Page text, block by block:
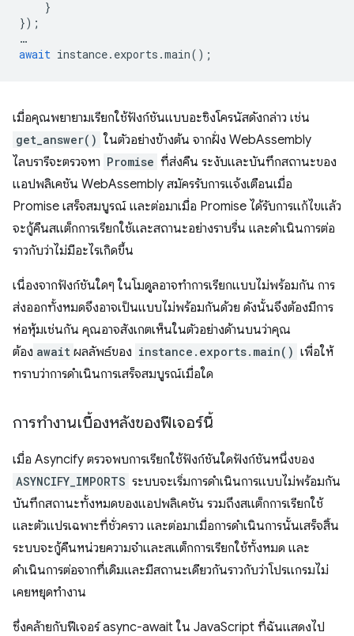
}
});
…
await instance. exports .main();
เมื่อคุณพยายามเรียกใช้ฟังก์ชันแบบอะซิงโครนัสดังกล่าว เช่น
get_answer() ในตัวอย่างข้างต้น จากฝั่ง WebAssembly
ไลบรารีจะตรวจหา Promise ที่ส่งคืน ระงับและบันทึกสถานะของ
แอปพลิเคชัน WebAssembly สมัครรับการแจ้งเตือนเมื่อ
Promise เสร็จสมบูรณ์ และต่อมาเมื่อ Promise ได้รับการแก้ไขแล้ว
จะกู้คืนสแต็กการเรียกใช้และสถานะอย่างราบรื่น และดำเนินการต่อ
ราวกับว่าไม่มีอะไรเกิดขึ้น
เนื่องจากฟังก์ชันใดๆ ในโมดูลอาจทำการเรียกแบบไม่พร้อมกัน การ
ส่งออกทั้งหมดจึงอาจเป็นแบบไม่พร้อมกันด้วย ดังนั้นจึงต้องมีการ
ห่อหุ้มเช่นกัน คุณอาจสังเกตเห็นในตัวอย่างด้านบนว่าคุณ
ต้อง await ผลลัพธ์ของ instance.exports.main() เพื่อให้
ทราบว่าการดำเนินการเสร็จสมบูรณ์เมื่อใด
การทำงานเบื้องหลังของฟีเจอร์นี้
เมื่อ Asyncify ตรวจพบการเรียกใช้ฟังก์ชันใดฟังก์ชันหนึ่งของ
ASYNCIFY_IMPORTS ระบบจะเริ่มการดำเนินการแบบไม่พร้อมกัน
บันทึกสถานะทั้งหมดของแอปพลิเคชัน รวมถึงสแต็กการเรียกใช้
และตัวแปรเฉพาะที่ชั่วคราว และต่อมาเมื่อการดำเนินการนั้นเสร็จสิ้น
ระบบจะกู้คืนหน่วยความจำและสแต็กการเรียกใช้ทั้งหมด และ
ดำเนินการต่อจากที่เดิมและมีสถานะเดียวกันราวกับว่าโปรแกรมไม่
เคยหยุดทำงาน
ซึ่งคล้ายกับฟีเจอร์ async-await ใน JavaScript ที่ฉันแสดงไป